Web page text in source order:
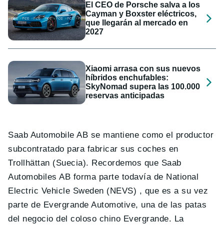
El CEO de Porsche salva a los
Cayman y Boxster eléctricos,
que llegarán al mercado en
2027
Xiaomi arrasa con sus nuevos
híbridos enchufables:
SkyNomad supera las 100.000
reservas anticipadas
Saab Automobile AB se mantiene como el productor
subcontratado para fabricar sus coches en
Trollhättan (Suecia). Recordemos que Saab
Automobiles AB forma parte todavía de National
Electric Vehicle Sweden (NEVS) , que es a su vez
parte de Evergrande Automotive, una de las patas
del negocio del coloso chino Evergrande. La